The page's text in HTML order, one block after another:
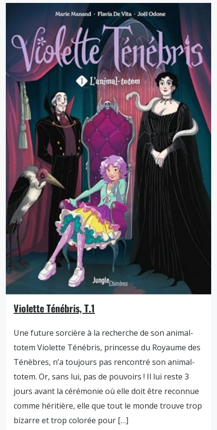
Violette Ténébris, T.1
Une future sorcière à la recherche de son animal-
totem Violette Ténébris, princesse du Royaume des
Ténèbres, n’a toujours pas rencontré son animal-
totem. Or, sans lui, pas de pouvoirs ! Il lui reste 3
jours avant la cérémonie où elle doit être reconnue
comme héritière, elle que tout le monde trouve trop
bizarre et trop colorée pour […]